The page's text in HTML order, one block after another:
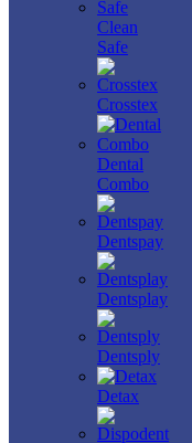
Clean
Safe
Crosstex
Dental
Combo
Dentspay
Dentsplay
Dentsply
Detax